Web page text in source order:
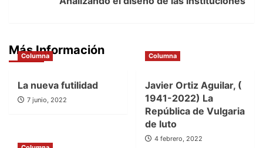
Más Información
Columna
La nueva futilidad
7 junio, 2022
Columna
Javier Ortiz Aguilar, (
1941-2022) La
República de Vulgaria
de luto
4 febrero, 2022